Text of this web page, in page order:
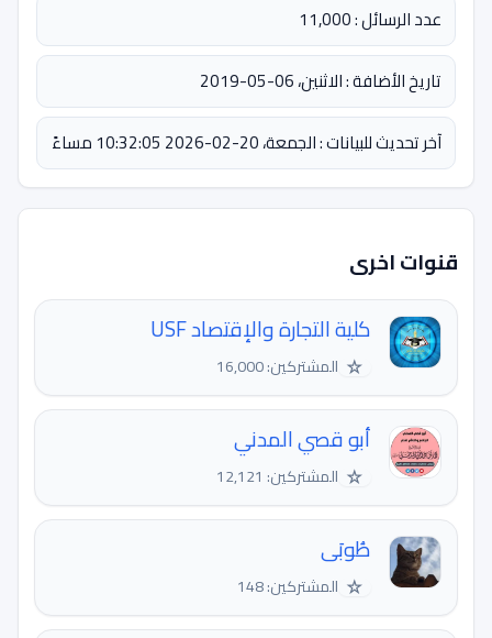
عدد الرسائل : 11,000
تاريخ الأضافة : الاثنين، 06-05-2019
آخر تحديث للبيانات : الجمعة، 20-02-2026 10:32:05 مساءً
قنوات اخرى
كلية التجارة والإقتصاد USF
☆ المشتركين: 16,000
أبو قصي المدني
☆ المشتركين: 12,121
طُوبَى
☆ المشتركين: 148